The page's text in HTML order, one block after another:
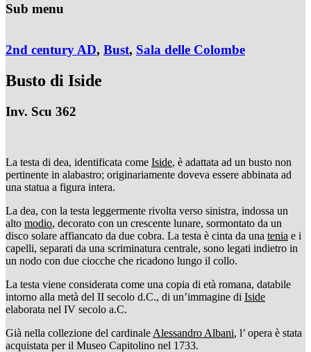
Sub menu
2nd century AD, Bust, Sala delle Colombe
Busto di Iside
Inv. Scu 362
La testa di dea, identificata come Iside, è adattata ad un busto non
pertinente in alabastro; originariamente doveva essere abbinata ad
una statua a figura intera.
La dea, con la testa leggermente rivolta verso sinistra, indossa un
alto modio, decorato con un crescente lunare, sormontato da un
disco solare affiancato da due cobra. La testa è cinta da una tenia e i
capelli, separati da una scriminatura centrale, sono legati indietro in
un nodo con due ciocche che ricadono lungo il collo.
La testa viene considerata come una copia di età romana, databile
intorno alla metà del II secolo d.C., di un’immagine di Iside
elaborata nel IV secolo a.C.
Già nella collezione del cardinale Alessandro Albani, l’ opera è stata
acquistata per il Museo Capitolino nel 1733.